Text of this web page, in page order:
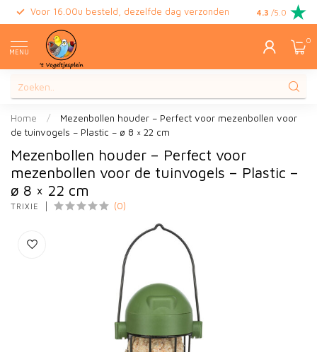
Voor 16.00u besteld, dezelfde dag verzonden Gratis
4.3 /5.0
MENU
0
Home /
Mezenbollen houder – Perfect voor mezenbollen voor
de tuinvogels – Plastic – ø 8 × 22 cm
Mezenbollen houder – Perfect voor
mezenbollen voor de tuinvogels – Plastic –
ø 8 × 22 cm
TRIXIE (0)